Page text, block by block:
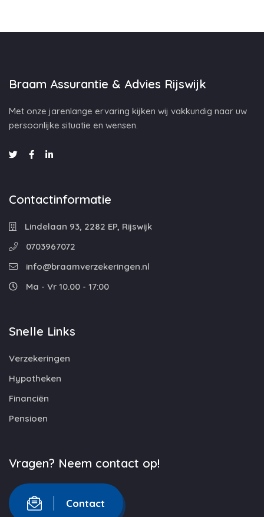
Braam Assurantie & Advies Rijswijk
Met onze jarenlange ervaring kijken wij vakkundig naar uw
persoonlijke situatie en wensen.
Contactinformatie
Lindelaan 93, 2282 EP, Rijswijk
0703967072
info@braamverzekeringen.nl
Ma - Vr 10.00 - 17:00
Snelle Links
Verzekeringen
Hypotheken
Financiën
Pensioen
Vragen? Neem contact op!
Contact